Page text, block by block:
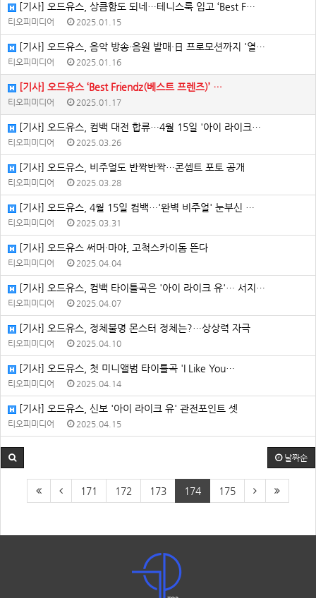
[기사] 오드유스, 상큼함도 되네…테니스룩 입고 ‘Best F…
티오피미디어 2025.01.15
[기사] 오드유스, 음악 방송·음원 발매·日 프로모션까지 '열…
티오피미디어 2025.01.16
[기사] 오드유스 ‘Best Friendz(베스트 프렌즈)’ …
티오피미디어 2025.01.17
[기사] 오드유스, 컴백 대전 합류…4월 15일 '아이 라이크…
티오피미디어 2025.03.26
[기사] 오드유스, 비주얼도 반짝반짝…콘셉트 포토 공개
티오피미디어 2025.03.28
[기사] 오드유스, 4월 15일 컴백…'완벽 비주얼' 눈부신 …
티오피미디어 2025.03.31
[기사] 오드유스 써머·마야, 고척스카이돔 뜬다
티오피미디어 2025.04.04
[기사] 오드유스, 컴백 타이틀곡은 '아이 라이크 유'… 서지…
티오피미디어 2025.04.07
[기사] 오드유스, 정체불명 몬스터 정체는?…상상력 자극
티오피미디어 2025.04.10
[기사] 오드유스, 첫 미니앨범 타이틀곡 'I Like You…
티오피미디어 2025.04.14
[기사] 오드유스, 신보 '아이 라이크 유' 관전포인트 셋
티오피미디어 2025.04.15
날짜순
171 172 173 174 175